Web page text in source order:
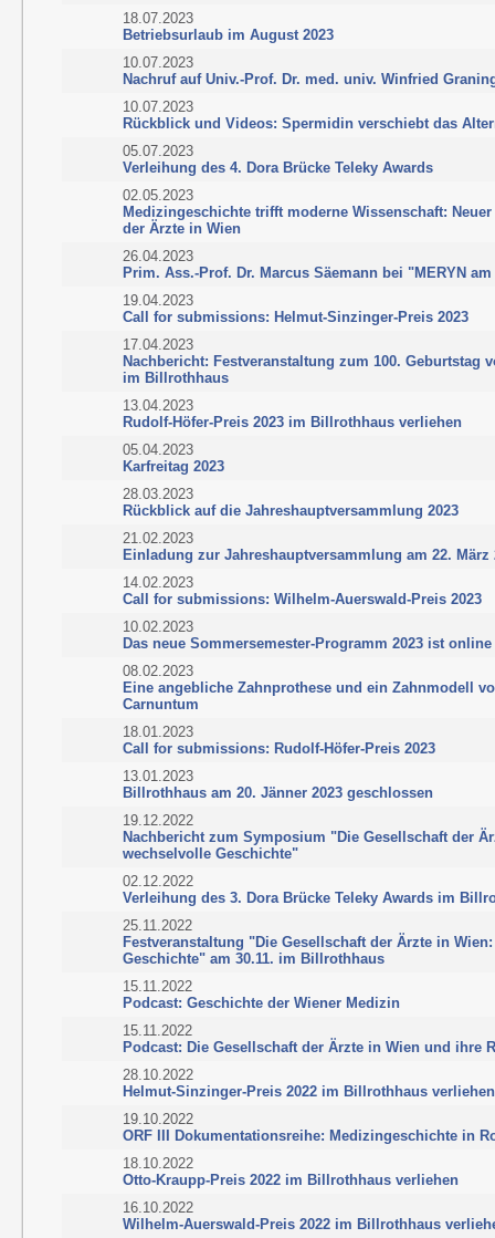
18.07.2023
Betriebsurlaub im August 2023
10.07.2023
Nachruf auf Univ.-Prof. Dr. med. univ. Winfried
10.07.2023
Rückblick und Videos: Spermidin verschiebt das
05.07.2023
Verleihung des 4. Dora Brücke Teleky Awards
02.05.2023
Medizingeschichte trifft moderne Wissenschaft:
der Ärzte in Wien
26.04.2023
Prim. Ass.-Prof. Dr. Marcus Säemann bei "MERYN
19.04.2023
Call for submissions: Helmut-Sinzinger-Preis 2023
17.04.2023
Nachbericht: Festveranstaltung zum 100. Geburtstag
im Billrothhaus
13.04.2023
Rudolf-Höfer-Preis 2023 im Billrothhaus verliehen
05.04.2023
Karfreitag 2023
28.03.2023
Rückblick auf die Jahreshauptversammlung 2023
21.02.2023
Einladung zur Jahreshauptversammlung am 22. März
14.02.2023
Call for submissions: Wilhelm-Auerswald-Preis 2023
10.02.2023
Das neue Sommersemester-Programm 2023 ist online
08.02.2023
Eine angebliche Zahnprothese und ein Zahnmodell
Carnuntum
18.01.2023
Call for submissions: Rudolf-Höfer-Preis 2023
13.01.2023
Billrothhaus am 20. Jänner 2023 geschlossen
19.12.2022
Nachbericht zum Symposium "Die Gesellschaft der
wechselvolle Geschichte"
02.12.2022
Verleihung des 3. Dora Brücke Teleky Awards im
25.11.2022
Festveranstaltung "Die Gesellschaft der Ärzte in
Geschichte" am 30.11. im Billrothhaus
15.11.2022
Podcast: Geschichte der Wiener Medizin
15.11.2022
Podcast: Die Gesellschaft der Ärzte in Wien und ihre
28.10.2022
Helmut-Sinzinger-Preis 2022 im Billrothhaus verliehen
19.10.2022
ORF III Dokumentationsreihe: Medizingeschichte in
18.10.2022
Otto-Kraupp-Preis 2022 im Billrothhaus verliehen
16.10.2022
Wilhelm-Auerswald-Preis 2022 im Billrothhaus